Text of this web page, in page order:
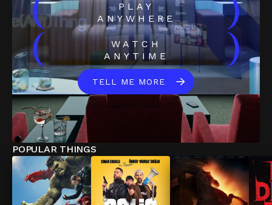
(
PLAY
ANYWHERE
)
(
WATCH
ANYTIME
)
TELL ME MORE
POPULAR THINGS